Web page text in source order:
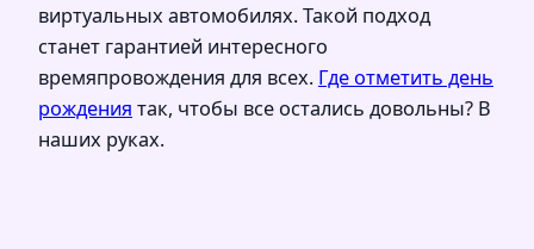
виртуальных автомобилях. Такой подход
станет гарантией интересного
времяпровождения для всех. Где отметить день
рождения так, чтобы все остались довольны? В
наших руках.